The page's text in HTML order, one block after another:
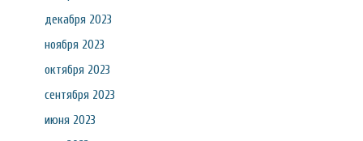
декабря 2023
ноября 2023
октября 2023
сентября 2023
июня 2023